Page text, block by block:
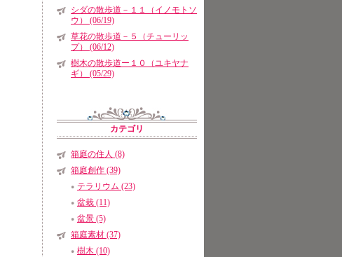
シダの散歩道－１１（イノモトソ
ウ） (06/19)
草花の散歩道－５（チューリッ
プ） (06/12)
樹木の散歩道ー１０（ユキヤナ
ギ） (05/29)
カテゴリ
箱庭の住人 (8)
箱庭創作 (39)
テラリウム (23)
盆栽 (11)
盆景 (5)
箱庭素材 (37)
樹木 (10)